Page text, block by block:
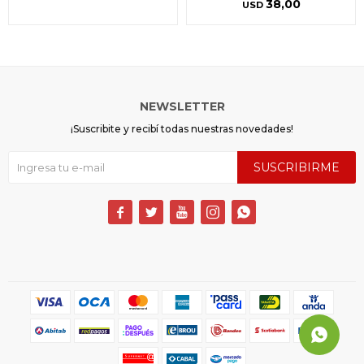
USD 38,00
NEWSLETTER
¡Suscribite y recibí todas nuestras novedades!
SUSCRIBIRME
    